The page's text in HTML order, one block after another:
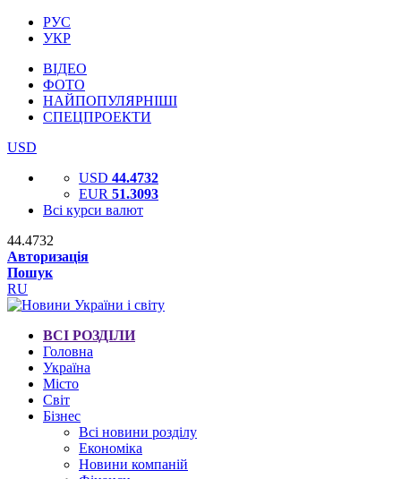
РУС
УКР
ВІДЕО
ФОТО
НАЙПОПУЛЯРНІШІ
СПЕЦПРОЕКТИ
USD
USD 44.4732
EUR 51.3093
Всі курси валют
44.4732
Авторизація
Пошук
RU
ВСІ РОЗДІЛИ
Головна
Україна
Місто
Світ
Бізнес
Всі новини розділу
Економіка
Новини компаній